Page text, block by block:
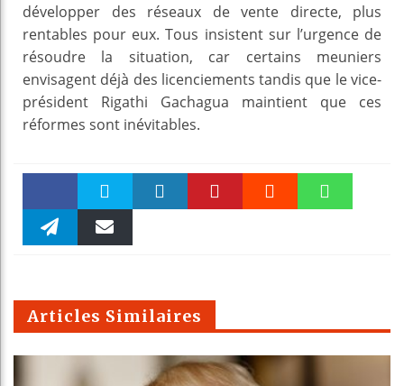
développer des réseaux de vente directe, plus
rentables pour eux. Tous insistent sur l’urgence de
résoudre la situation, car certains meuniers
envisagent déjà des licenciements tandis que le vice-
président Rigathi Gachagua maintient que ces
réformes sont inévitables.
Faceboo Twitter
m
Articles Similaires